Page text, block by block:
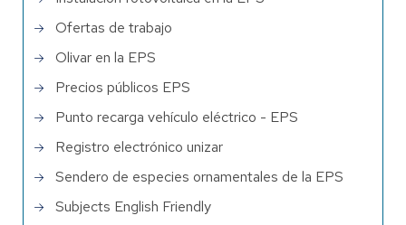
Ofertas de trabajo
Olivar en la EPS
Precios públicos EPS
Punto recarga vehículo eléctrico - EPS
Registro electrónico unizar
Sendero de especies ornamentales de la EPS
Subjects English Friendly